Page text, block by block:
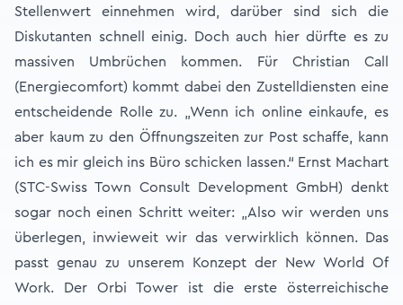
Stellenwert einnehmen wird, darüber sind sich die
Diskutanten schnell einig. Doch auch hier dürfte es zu
massiven Umbrüchen kommen. Für Christian Call
(Energiecomfort) kommt dabei den Zustelldiensten eine
entscheidende Rolle zu. „Wenn ich online einkaufe, es
aber kaum zu den Öffnungszeiten zur Post schaffe, kann
ich es mir gleich ins Büro schicken lassen.“ Ernst Machart
(STC-Swiss Town Consult Development GmbH) denkt
sogar noch einen Schritt weiter: „Also wir werden uns
überlegen, inwieweit wir das verwirklich können. Das
passt genau zu unserem Konzept der New World Of
Work. Der Orbi Tower ist die erste österreichische